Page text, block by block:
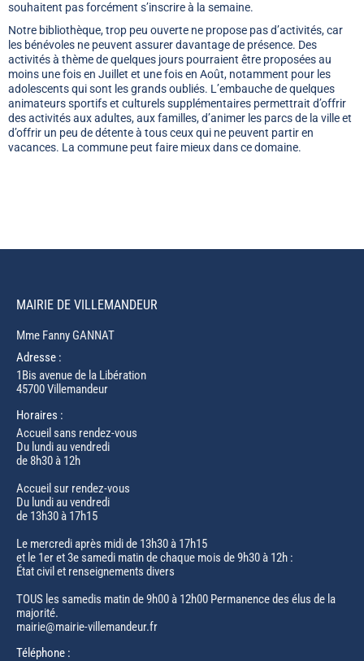
souhaitent pas forcément s’inscrire à la semaine.
Notre bibliothèque, trop peu ouverte ne propose pas d’activités, car
les bénévoles ne peuvent assurer davantage de présence. Des
activités à thème de quelques jours pourraient être proposées au
moins une fois en Juillet et une fois en Août, notamment pour les
adolescents qui sont les grands oubliés. L’embauche de quelques
animateurs sportifs et culturels supplémentaires permettrait d’offrir
des activités aux adultes, aux familles, d’animer les parcs de la ville et
d’offrir un peu de détente à tous ceux qui ne peuvent partir en
vacances. La commune peut faire mieux dans ce domaine.
MAIRIE DE VILLEMANDEUR
Mme Fanny GANNAT
Adresse :
1Bis avenue de la Libération
45700 Villemandeur
Horaires :
Accueil sans rendez-vous
Du lundi au vendredi
de 8h30 à 12h
Accueil sur rendez-vous
Du lundi au vendredi
de 13h30 à 17h15
Le mercredi après midi de 13h30 à 17h15
et le 1er et 3e samedi matin de chaque mois de 9h30 à 12h :
État civil et renseignements divers
TOUS les samedis matin de 9h00 à 12h00 Permanence des élus de la
majorité.
mairie@mairie-villemandeur.fr
Téléphone :